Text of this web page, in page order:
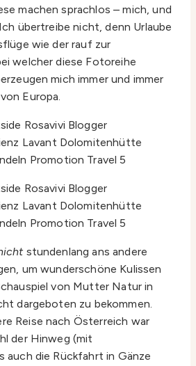
machen sprachlos – mich, und
übertreibe nicht, denn Urlaube
wie der rauf zur
welcher diese Fotoreihe
mich immer und immer
Europa.
stundenlang ans andere
um wunderschöne Kulissen
von Mutter Natur in
dargeboten zu bekommen.
Reise nach Österreich war
der Hinweg (mit
auch die Rückfahrt in Gänze